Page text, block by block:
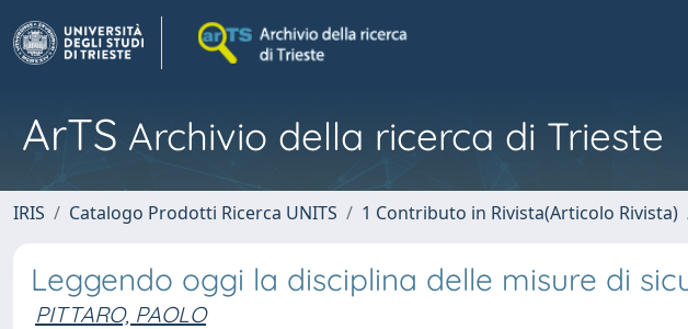
ArTS Archivio della ricerca di Trieste
IRIS Catalogo Prodotti Ricerca UNITS 1 Contributo in Rivista(Articolo Rivista)
Leggendo oggi la disciplina delle misure di
PITTARO, PAOLO